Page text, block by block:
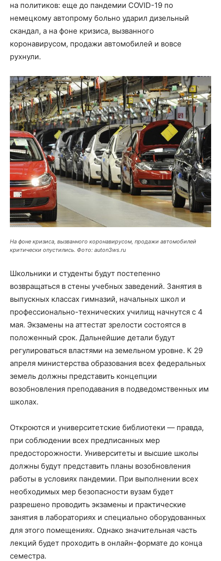
на политиков: еще до пандемии COVID-19 по
немецкому автопрому больно ударил дизельный
скандал, а на фоне кризиса, вызванного
коронавирусом, продажи автомобилей и вовсе
рухнули.
На фоне кризиса, вызванного коронавирусом, продажи автомобилей
критически опустились. Фото: auton3ws.ru
Школьники и студенты будут постепенно
возвращаться в стены учебных заведений. Занятия в
выпускных классах гимназий, начальных школ и
профессионально-технических училищ начнутся с 4
мая. Экзамены на аттестат зрелости состоятся в
положенный срок. Дальнейшие детали будут
регулироваться властями на земельном уровне. К 29
апреля министерства образования всех федеральных
земель должны представить концепции
возобновления преподавания в подведомственных им
школах.
Откроются и университетские библиотеки — правда,
при соблюдении всех предписанных мер
предосторожности. Университеты и высшие школы
должны будут представить планы возобновления
работы в условиях пандемии. При выполнении всех
необходимых мер безопасности вузам будет
разрешено проводить экзамены и практические
занятия в лабораториях и специально оборудованных
для этого помещениях. Однако значительная часть
лекций будет проходить в онлайн-формате до конца
семестра.